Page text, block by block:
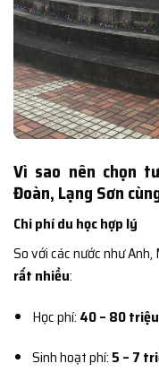
Vì sao nên chọn
Đoàn, Lạng Sơn
Chi phí du học hợp lý
So với các nước như
rất nhiều:
Học phí: 40 – 80
Sinh hoạt phí: 5 – 7